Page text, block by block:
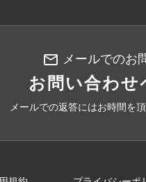
mail_outline メールでのお
お問い合わせ
メールでの返答にはお時間を